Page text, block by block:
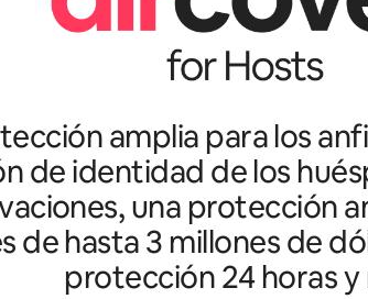
amplia para los
de identidad de los
una protección
de hasta 3 millones de
protección 24 horas y